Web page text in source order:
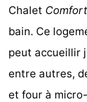
Chalet
bain. Ce
peut accueillir
entre autres,
et four à